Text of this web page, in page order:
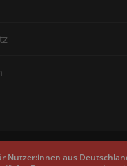
© 2011 - 2026
Nutzer:innen aus